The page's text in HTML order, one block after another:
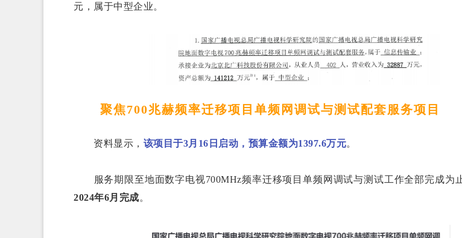
元，属于中型企业。
聚焦700兆赫频率迁移项目单频网调试与测试配套服务项目
资料显示， 该项目于3月16日启动，预算金额为1397.6万元。
服务期限至地面数字电视700MHz频率迁移项目单频网调试与测试工作全部完成为
2024年6月完成。